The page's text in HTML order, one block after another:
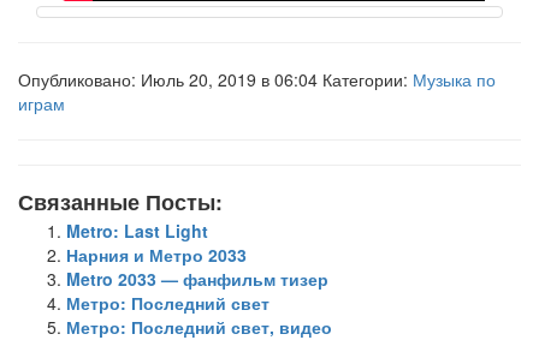
Опубликовано: Июль 20, 2019 в 06:04 Категории: Музыка по
играм
Связанные Посты:
Metro: Last Light
Нарния и Метро 2033
Metro 2033 — фанфильм тизер
Метро: Последний свет
Метро: Последний свет, видео